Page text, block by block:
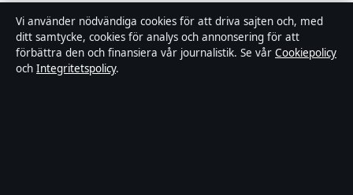
Kontakt
RSS-flöde
Vi använder nödvändiga cookies för att driva sajten och, med
ditt samtycke, cookies för analys och annonsering för att
förbättra den och finansiera vår journalistik. Se vår Cookiepolicy
och Integritetspolicy.